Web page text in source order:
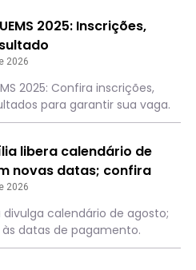
2025: Inscrições,
2026
2025: Confira inscrições,
para garantir sua vaga.
libera calendário de
novas datas; confira
o dia
2026
divulga calendário de agosto;
datas de pagamento.